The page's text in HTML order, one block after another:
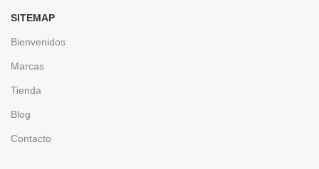
SITEMAP
Bienvenidos
Marcas
Tienda
Blog
Contacto